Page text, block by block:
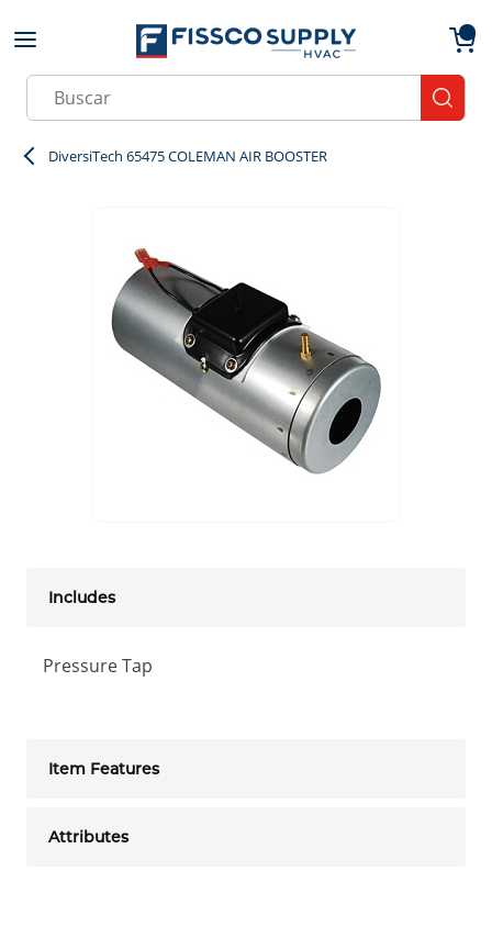
Skip to main content
Site Search
DiversiTech 65475 COLEMAN AIR BOOSTER
Includes
Pressure Tap
Item Features
Attributes